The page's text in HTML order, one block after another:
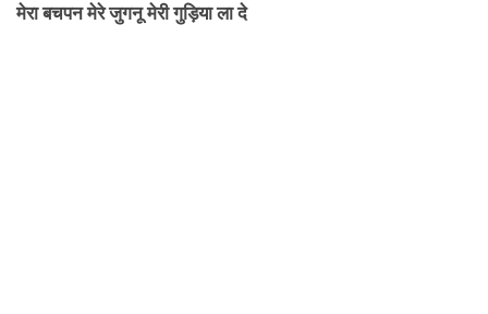
मेरा बचपन मेरे जुगनू मेरी गुड़िया ला दे